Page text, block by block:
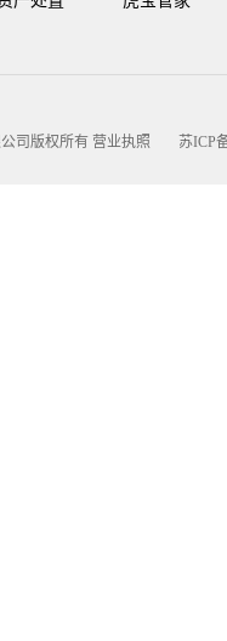
司版权所有 营业执照 苏ICP